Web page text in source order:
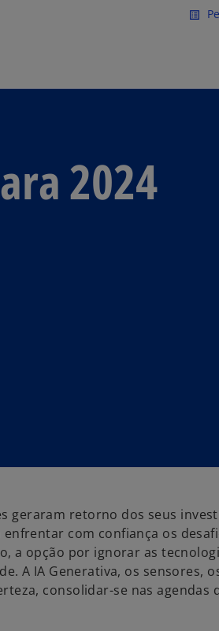
Saltar para conteúdo list_alt
2024
geraram retorno dos seus
com confiança os
a opção por ignorar as
A IA Generativa, os sensores,
consolidar-se nas agendas